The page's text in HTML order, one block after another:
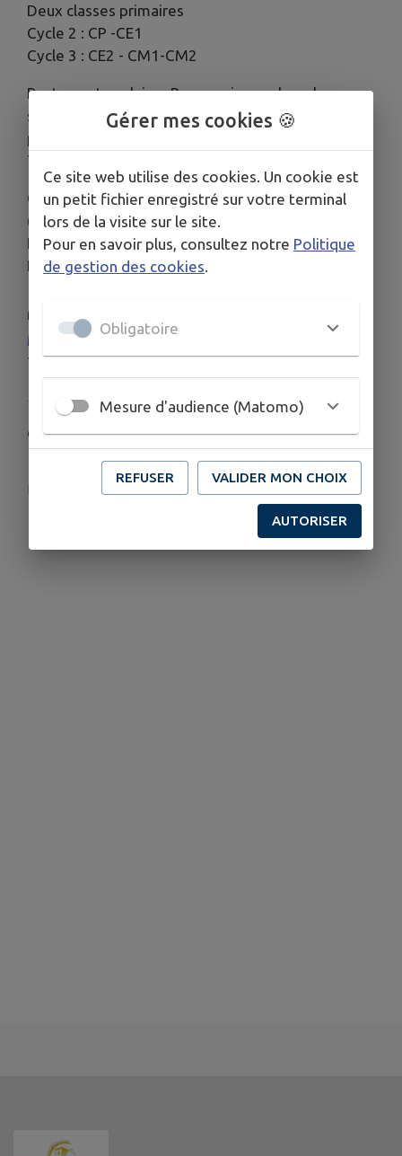
Deux classes primaires
Cycle 2 : CP -CE1
Cycle 3 : CE2 - CM1-CM2
Restaurant scolaire : Repas pris sur place, le
service est assuré et géré par la mairie. Repas
préparé à Fontenay le Comte
Transport : ramassage assuré par la mairie.
Conseil Municipal des Enfants : Louis SOUCHET
(CM2), Maxence RAGOT (CM2), Célia
LOUSSIER (CM2), Capucine ROBIN (CM1), Raphaël
RAGOT (CM1) et Vivien SICOT (CM1).
MENUS DE LA CANTINE
Menus des écoles
Tarifs Restaurations et Garderie Periscolaire 2025
COORDONNÉES
47, rue François Laurent 85240 Foussais-Payre
ce.08500322n@ac-nantes.fr
Gérer mes cookies 🍪
Ce site web utilise des cookies. Un cookie est
un petit fichier enregistré sur votre terminal
lors de la visite sur le site.
Pour en savoir plus, consultez notre Politique
de gestion des cookies.
Obligatoire
Mesure d'audience (Matomo)
REFUSER VALIDER MON CHOIX
AUTORISER